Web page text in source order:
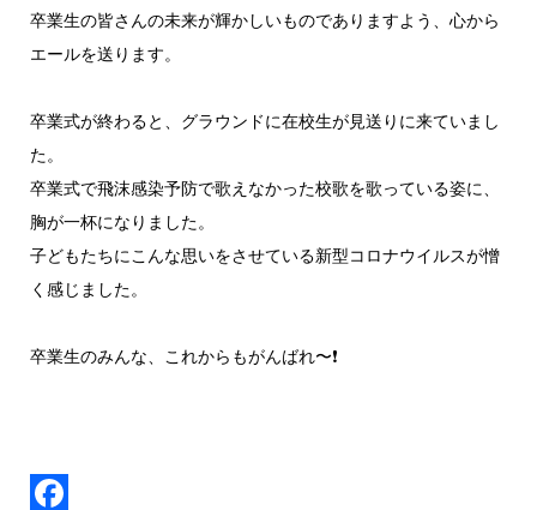
卒業生の皆さんの未来が輝かしいものでありますよう、心から
エールを送ります。
卒業式が終わると、グラウンドに在校生が見送りに来ていまし
た。
卒業式で飛沫感染予防で歌えなかった校歌を歌っている姿に、
胸が一杯になりました。
子どもたちにこんな思いをさせている新型コロナウイルスが憎
く感じました。
卒業生のみんな、これからもがんばれ〜❗️